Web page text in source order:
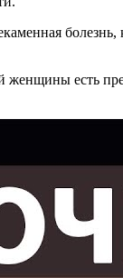
болезнь,
женщины есть